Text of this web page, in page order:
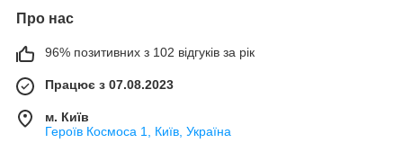
Про нас
96% позитивних з 102 відгуків за рік
Працює з 07.08.2023
м. Київ
Героїв Космоса 1, Київ, Україна